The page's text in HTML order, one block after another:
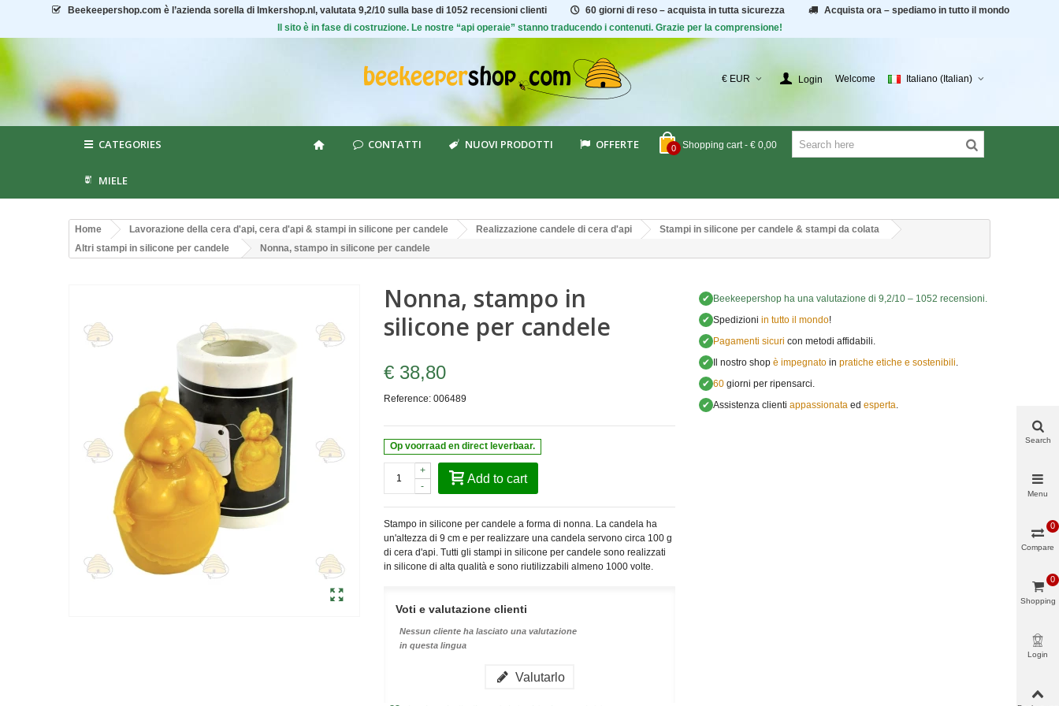
Beekeepershop.com è l’azienda sorella di Imkershop.nl, valutata 9,2/10 sulla base di 1052 recensioni clienti 60 giorni di reso – acquista in tutta sicurezza
Acquista ora – spediamo in tutto il mondo
Il sito è in fase di costruzione. Le nostre “api operaie” stanno traducendo i contenuti. Grazie per la comprensione!
€ EUR Login Welcome Italiano (Italian)
0 Shopping cart - € 0,00
CATEGORIES CONTATTI NUOVI PRODOTTI OFFERTE
MIELE
Home Lavorazione della cera d'api, cera d'api & stampi in silicone per candele Realizzazione candele di cera d'api
Stampi in silicone per candele & stampi da colata
Altri stampi in silicone per candele
Nonna, stampo in silicone per candele
Nonna, stampo in
silicone per candele
€ 38,80
Reference: 006489
Op voorraad en direct leverbaar.
-
+
Add to cart
Stampo in silicone per candele a forma di nonna. La candela ha
un'altezza di 9 cm e per realizzare una candela servono circa 100 g
di cera d'api. Tutti gli stampi in silicone per candele sono realizzati
in silicone di alta qualità e sono riutilizzabili almeno 1000 volte.
Voti e valutazione clienti
Nessun cliente ha lasciato una valutazione
in questa lingua
Valutarlo
✔ Beekeepershopha una valutazione di 9,2/10 –1052 recensioni.
✔ Spedizioni in tutto il mondo!
✔ Pagamenti sicuri con metodi affidabili.
✔ Il nostro shop è impegnatoin pratiche etiche e sostenibili.
✔ 60giorni per ripensarci.
✔ Assistenza clienti appassionataed esperta.
Search
Menu
Compare
0
Shopping
0
Login